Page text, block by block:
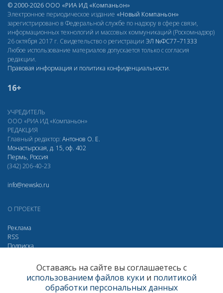
© 2000-2026 ООО «РИА ИД «Компаньон»
Электронное периодическое издание «Новый Компаньон»
зарегистрировано в Федеральной службе по надзору в сфере связи,
информационных технологий и массовых коммуникаций (Роскомнадзор)
26 октября 2017 г. Свидетельство о регистрации ЭЛ №ФС77–71333
Любое использование материалов допускается только с согласия
редакции.
Правовая информация и политика конфиденциальности.
16+
УЧРЕДИТЕЛЬ
ООО «РИА ИД «Компаньон»
РЕДАКЦИЯ
Главный редактор: Антонов О. Е.
Монастырская, д. 15, оф. 402
Пермь, Россия
(342) 206-40-23
info@newsko.ru
О ПРОЕКТЕ
Реклама
RSS
Подписка
Одноклассники
Яндекс.Метрика за 30 дней
Оставаясь на сайте вы соглашаетесь с
использованием файлов куки и политикой
обработки персональных данных